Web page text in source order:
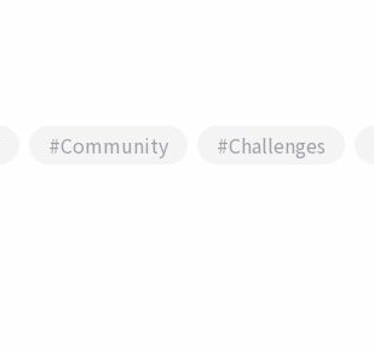
#Community #Challenges